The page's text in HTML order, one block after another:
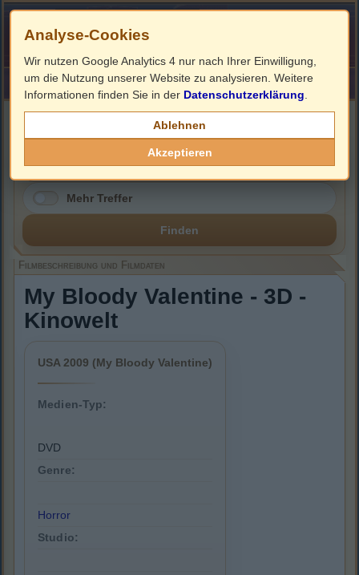
HOME ImpressumLinks
Filmbeschreibung, Cover & DVD Infos
Mehr Treffer
Finden
Filmbeschreibung und Filmdaten
My Bloody Valentine - 3D -
Kinowelt
USA 2009 (My Bloody Valentine)
Medien-Typ:
DVD
Genre:
Horror
Studio:
Analyse-Cookies
Wir nutzen Google Analytics 4 nur nach Ihrer Einwilligung,
um die Nutzung unserer Website zu analysieren. Weitere
Informationen finden Sie in der Datenschutzerklärung
Ablehnen
Akzeptieren